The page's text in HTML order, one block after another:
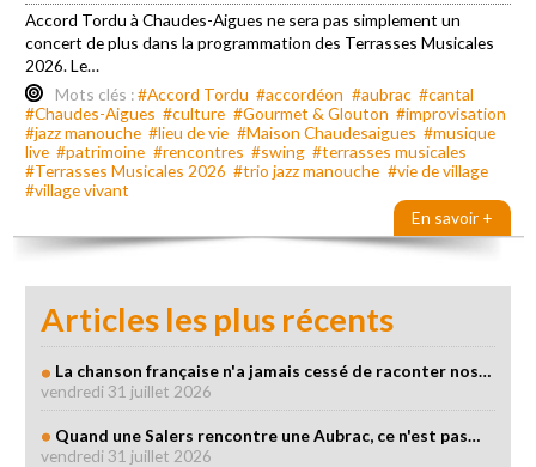
Accord Tordu à Chaudes-Aigues ne sera pas simplement un
concert de plus dans la programmation des Terrasses Musicales
2026. Le…
Mots clés :#Accord Tordu #accordéon #aubrac #cantal
#Chaudes-Aigues #culture #Gourmet & Glouton #improvisation
#jazz manouche #lieu de vie #Maison Chaudesaigues #musique
live #patrimoine #rencontres #swing #terrasses musicales
#Terrasses Musicales 2026 #trio jazz manouche #vie de village
#village vivant
En savoir +
Articles les plus récents
La chanson française n'a jamais cessé de raconter nos…
vendredi 31 juillet 2026
Quand une Salers rencontre une Aubrac, ce n'est pas…
vendredi 31 juillet 2026